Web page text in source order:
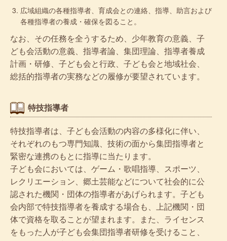
広域組織の各種指導者、育成会との連絡、指導、助言および
各種指導者の養成・確保を図ること。
なお、その任務を全うするため、少年教育の意義、子
ども会活動の意義、指導者論、集団理論、指導者養成
計画・研修、子ども会と行政、子ども会と地域社会、
総括的指導者の実務などの履修が要望されています。
特技指導者
特技指導者は、子ども会活動の内容の多様化に伴い、
それぞれのもつ専門知識、技術の面から集団指導者と
緊密な連携のもとに指導に当たります。
子ども会においては、ゲーム・歌唱指導、スポーツ、
レクリエーション、郷土芸能などについて社会的に公
認された機関・団体の指導者があげられます。子ども
会内部で特技指導者を養成する場合も、上記機関・団
体で資格を取ることが望まれます。また、ライセンス
をもった人が子ども会集団指導者研修を受けること、